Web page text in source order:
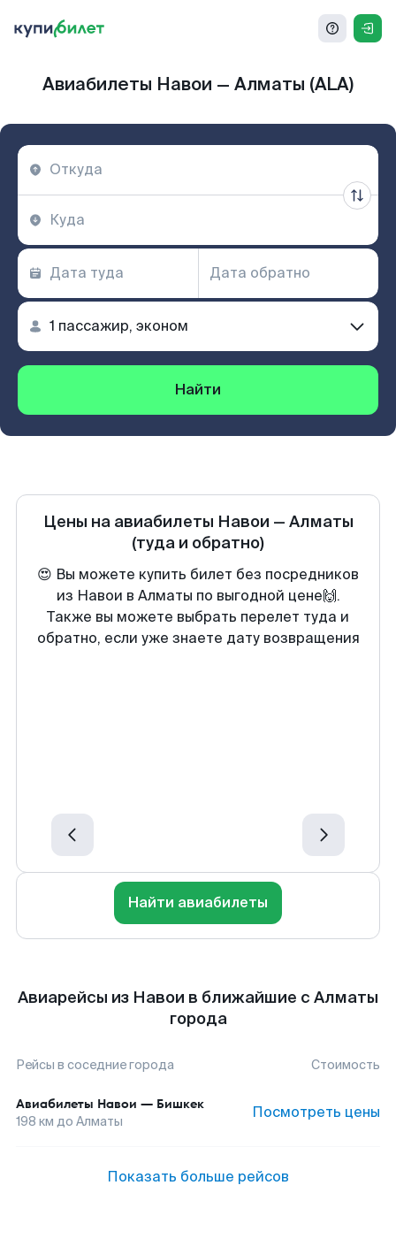
Авиабилеты Навои — Алматы (ALA)
Найти
Цены на авиабилеты Навои — Алматы
(туда и обратно)
😍 Вы можете купить билет без посредников
из Навои в Алматы по выгодной цене🙌.
Также вы можете выбрать перелет туда и
обратно, если уже знаете дату возвращения
Найти авиабилеты
Авиарейсы из Навои в ближайшие с Алматы
города
Рейсы в соседние города Стоимость
Авиабилеты Навои — Бишкек
198 км до Алматы Посмотреть цены
Показать больше рейсов